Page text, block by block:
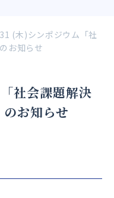
(木)シンポジウム「社
お知らせ
社会課題解決
お知らせ